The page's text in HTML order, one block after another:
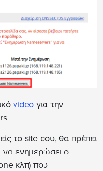
video για την
το site σου, θα πρέπει
να ενημερώσει ο
κλπ) που